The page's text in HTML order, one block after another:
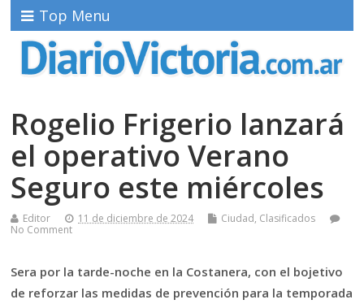
Top Menu
Rogelio Frigerio lanzará
el operativo Verano
Seguro este miércoles
Editor 11 de diciembre de 2024 Ciudad, Clasificados
No Comment
Sera por la tarde-noche en la Costanera, con el bojetivo
de reforzar las medidas de prevención para la temporada